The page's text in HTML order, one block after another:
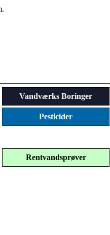
Vandværks Boringer
Pesticider
Rentvandsprøver